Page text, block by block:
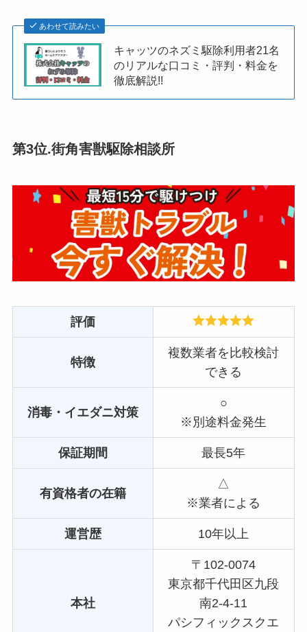
あわせて読みたい
キャッツのネズミ駆除利用者21名
のリアルな口コミ・評判・料金を
徹底解説!!
第3位.街角害獣駆除相談所
評価
特徴
複数業者を比較検討
できる
消毒・イエダニ対策
○
※別途料金発生
保証期間 最長5年
有資格者の在籍
△
※業者による
運営歴 10年以上
本社
〒102-0074
東京都千代田区九段
南2-4-11
パシフィックスクエ